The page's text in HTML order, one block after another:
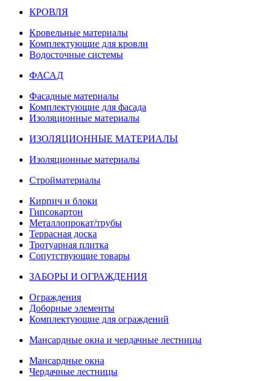
КРОВЛЯ
Кровельные материалы
Комплектующие для кровли
Водосточные системы
ФАСАД
Фасадные материалы
Комплектующие для фасада
Изоляционные материалы
ИЗОЛЯЦИОННЫЕ МАТЕРИАЛЫ
Изоляционные материалы
Стройматериалы
Кирпич и блоки
Гипсокартон
Металлопрокат/трубы
Террасная доска
Тротуарная плитка
Сопутствующие товары
ЗАБОРЫ И ОГРАЖДЕНИЯ
Ограждения
Доборные элементы
Комплектующие для ограждений
Мансардные окна и чердачные лестницы
Мансардные окна
Чердачные лестницы